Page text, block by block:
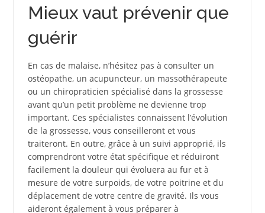
Mieux vaut prévenir que
guérir
En cas de malaise, n’hésitez pas à consulter un
ostéopathe, un acupuncteur, un massothérapeute
ou un chiropraticien spécialisé dans la grossesse
avant qu’un petit problème ne devienne trop
important. Ces spécialistes connaissent l’évolution
de la grossesse, vous conseilleront et vous
traiteront. En outre, grâce à un suivi approprié, ils
comprendront votre état spécifique et réduiront
facilement la douleur qui évoluera au fur et à
mesure de votre surpoids, de votre poitrine et du
déplacement de votre centre de gravité. Ils vous
aideront également à vous préparer à